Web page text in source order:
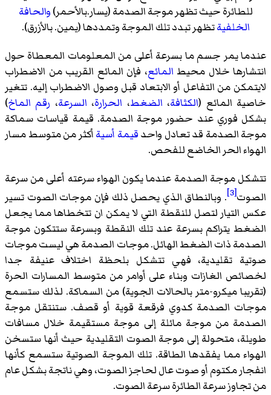
للطائرة حيث تظهر موجة الصدمة (يسار.بالأحمر)والحافة
الخلفيةتظهر تبدد تلك الموجة وتمددها (يمين. بالأزرق).
عندما يمر جسم ما بسرعة أعلى من المعلومات المعطاة حول
انتشارها خلال محيط المائع، فإن المائع القريب من الاضطراب
لايتمكن من التفاعل أو الابتعاد قبل وصول الاضطراب إليه. تتغير
خاصية المائع (الكثافة، الضغط، الحرارة، السرعة، رقم الماخ)
بشكل فوري عند حضور موجة الصدمة. قيمة قياسات سماكة
موجة الصدمة قد تعادل واحدقيمة أسيةأكثر من متوسط مسار
الهواء الحر الخاضع للفحص.
تتشكل موجة الصدمة عندما يكون الهواء سرعته أعلى من سرعة
الصوت[3]
. وبالنطاق الذي يحصل ذلك فإن موجات الصوت تسير
عكس التيار لتصل للنقطة التي لا يمكن ان تتخطاها مما يجعل
الضغط يتراكم بسرعة عند تلك النقطة وبسرعة ستتكون موجة
الصدمة ذات الضغط الهائل. موجات الصدمة هي ليست موجات
صوتية تقليدية، فهي تتشكل بلحظة اختلاف عنيفة جدا
لخصائص الغازات وبناء على أوامر من متوسط المسارات الحرة
(تقريبا ميكرو-متر بالحالات الجوية) من السماكة. لذلك ستسمع
موجات الصدمة كدوي فرقعة قوية أو قصف. ستنتقل موجة
الصدمة من موجة مائلة إلى موجة مستقيمة خلال مسافات
طويلة، متحولة إلى موجة الصوت التقليدية حيث أنها ستسخن
الهواء مما يفقدها الطاقة. تلك الموجة الصوتية ستسمع كأنها
انفجار مكتوم أو صوت عال لحاجز الصوت، وهي ناتجة بشكل عام
من تجاوز سرعة الطائرة سرعة الصوت.